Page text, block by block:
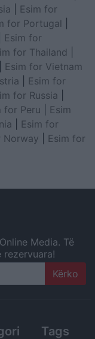
Esim for
for Portugal
Esim for
for Thailand
Esim for Vietnam
Esim for
for Russia
for Peru
Esim
Esim for
Norway
Esim for
Media. Të
Tags